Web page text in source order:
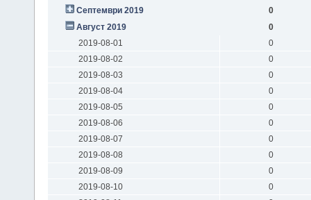
Септември 2019
0
Август 2019
0
2019-08-01
0
2019-08-02
0
2019-08-03
0
2019-08-04
0
2019-08-05
0
2019-08-06
0
2019-08-07
0
2019-08-08
0
2019-08-09
0
2019-08-10
0